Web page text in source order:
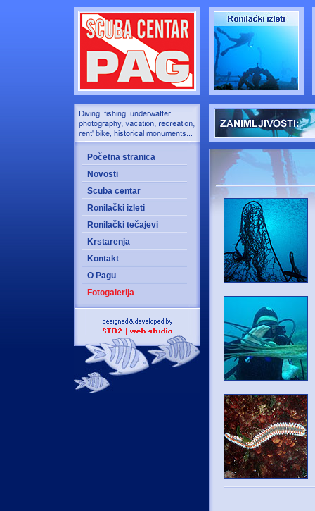
Početna stranica
Novosti
Scuba centar
Ronilački izleti
Ronilački tečajevi
Krstarenja
Kontakt
O Pagu
Fotogalerija